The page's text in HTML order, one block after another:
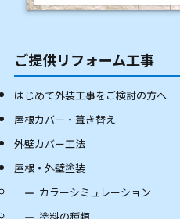
ご提供リフォーム工事
はじめて外装工事をご検討の方へ
屋根カバー・葺き替え
外壁カバー工法
屋根・外壁塗装
カラーシミュレーション